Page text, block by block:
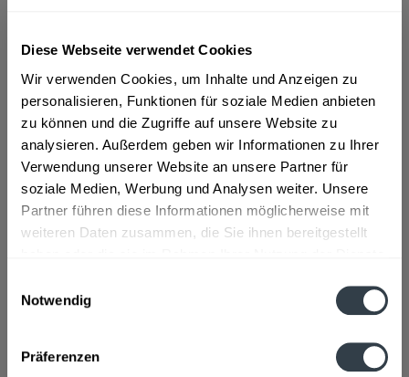
Diese Webseite verwendet Cookies
Wir verwenden Cookies, um Inhalte und Anzeigen zu
personalisieren, Funktionen für soziale Medien anbieten
zu können und die Zugriffe auf unsere Website zu
analysieren. Außerdem geben wir Informationen zu Ihrer
Verwendung unserer Website an unsere Partner für
soziale Medien, Werbung und Analysen weiter. Unsere
Partner führen diese Informationen möglicherweise mit
weiteren Daten zusammen, die Sie ihnen bereitgestellt
Notwendig
Präferenzen
"Kalorienarmes Erfrischungsgetränk mit gebrühtem
Schwarztee und Zitronrngeschmack, aromatisiert...
"Fuze Tea Zitone Zitronengras 24 x 0,25l"
"Kalorienarmes Erfrischungsgetränk mit gebrühtem
Schwarztee und Zitronrngeschmack, aromatisiert mit
Zitronengras.", so der Hersteller.
Geschmacksrichtung:
Zitrone
Material:
Glas - Mehrweg
Fragen zum Artikel?
Wasser, Zucker, Fruktose, Säuerungsmittel Citronensäure, Tee-